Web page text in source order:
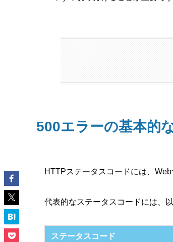
500エラーの基本的
HTTPステータスコードには、
代表的なステータスコードには、
ステータスコード